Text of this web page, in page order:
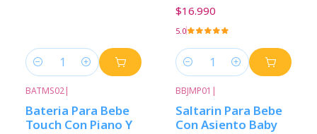
Cantidad
$16.990
5.0
Cantidad
BATMS02|
Bateria Para Bebe
Touch Con Piano Y
BBJMP01 |
Saltarin Para Bebe
Con Asiento Baby